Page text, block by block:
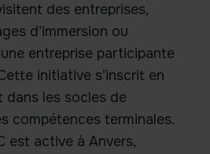
des entreprises,
d’immersion ou
entreprise participante
initiative s’inscrit en
les socles de
compétences terminales.
est active à Anvers,